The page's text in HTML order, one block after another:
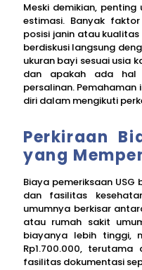
Meski demikian,
estimasi. Banyak
posisi janin atau
berdiskusi langsung
ukuran bayi sesuai usia
dan apakah ada hal
persalinan.
diri dalam mengikuti
Perkiraan
yang
Biaya pemeriksaan
dan fasilitas
umumnya berkisar
atau rumah sakit
biayanya lebih tinggi,
Rp1.700.000,
fasilitas dokumentasi